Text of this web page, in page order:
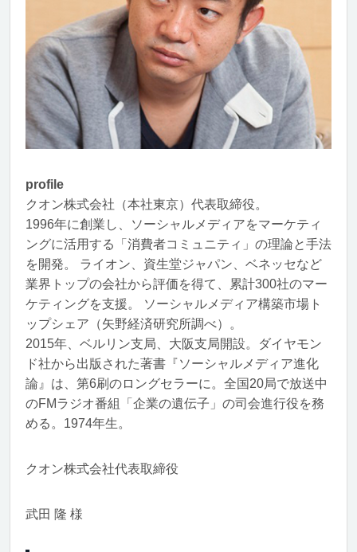
profile
クオン株式会社（本社東京）代表取締役。
1996年に創業し、ソーシャルメディアをマーケティ
ングに活用する「消費者コミュニティ」の理論と手法
を開発。 ライオン、資生堂ジャパン、ベネッセなど
業界トップの会社から評価を得て、累計300社のマー
ケティングを支援。 ソーシャルメディア構築市場ト
ップシェア（矢野経済研究所調べ）。
2015年、ベルリン支局、大阪支局開設。ダイヤモン
ド社から出版された著書『ソーシャルメディア進化
論』は、第6刷のロングセラーに。全国20局で放送中
のFMラジオ番組「企業の遺伝子」の司会進行役を務
める。1974年生。
クオン株式会社代表取締役
武田 隆 様